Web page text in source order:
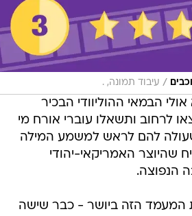
/ עיבוד תמונה, .
הבמאי ההוליוודי הבכיר
לרחוב ותשאלו עוברי אורח מי
שעולה להם לראש למשמע המילה
שהיוצר האמריקאי-יהודי
הנפוצה.
המעמד הזה ביושר - כבר שישה